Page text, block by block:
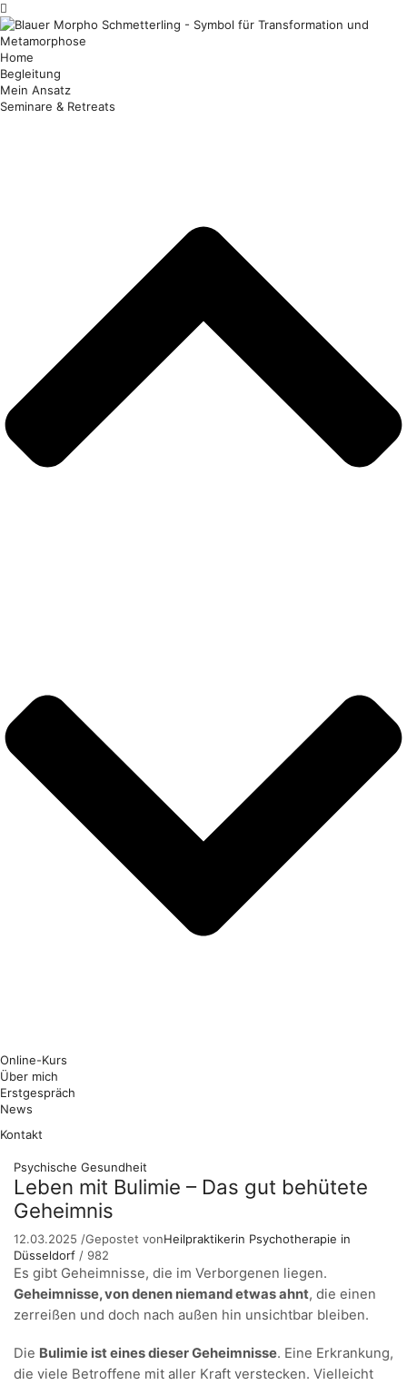
Home
Begleitung
Mein Ansatz
Seminare & Retreats
Online-Kurs
Über mich
Erstgespräch
News
Kontakt
Psychische Gesundheit
Leben mit Bulimie – Das gut behütete
Geheimnis
12.03.2025 /Gepostet vonHeilpraktikerin Psychotherapie in
Düsseldorf / 982
Es gibt Geheimnisse, die im Verborgenen liegen.
Geheimnisse, von denen niemand etwas ahnt, die einen
zerreißen und doch nach außen hin unsichtbar bleiben.
Die Bulimie ist eines dieser Geheimnisse. Eine Erkrankung,
die viele Betroffene mit aller Kraft verstecken. Vielleicht